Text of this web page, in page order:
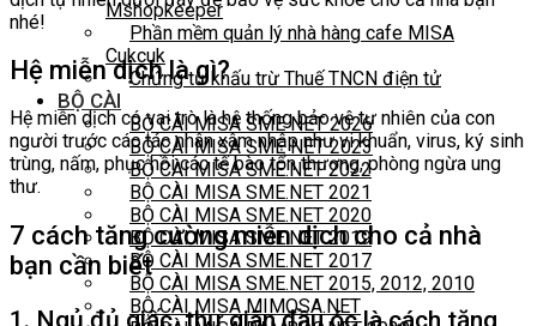
Mshopkeeper
Phần mềm quản lý nhà hàng cafe MISA
Cukcuk
Chứng từ khấu trừ Thuế TNCN điện tử
BỘ CÀI
BỘ CÀI MISA SME NET 2026
BỘ CÀI MISA SME NET 2023
BỘ CÀI MISA SME.NET 2022
BỘ CÀI MISA SME.NET 2021
BỘ CÀI MISA SME.NET 2020
BỘ CÀI MISA SME.NET 2019
BỘ CÀI MISA SME.NET 2017
BỘ CÀI MISA SME.NET 2015, 2012, 2010
BỘ CÀI MISA MIMOSA.NET
nhé!
Hệ miễn dịch là gì?
Hệ miễn dịch có vai trò là hệ thống bảo vệ tự nhiên của con
người trước các tác nhân xâm nhập như vi khuẩn, virus, ký sinh
trùng, nấm, phục hồi các tế bào tổn thương, phòng ngừa ung
thư.
7 cách tăng cường miễn dịch cho cả nhà
bạn cần biết
1. Ngủ đủ giấc, thư giãn đầu óc là cách tăng